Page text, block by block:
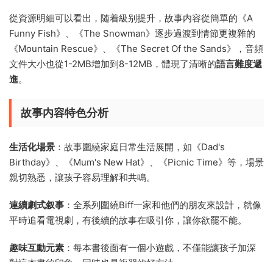
從資源明細可以看出，随着級别提升，故事内容從簡單的《A
Funny Fish》、《The Snowman》逐步過渡到情節更複雜的
《Mountain Rescue》、《The Secret Of the Sands》，音頻
文件大小也從1-2MB增加到8-12MB，體現了清晰的語言難度遞
進。
故事内容特色分析
生活化場景 ：故事圍繞家庭日常生活展開，如《Dad's
Birthday》、《Mum's New Hat》、《Picnic Time》等，場景
親切熟悉，讓孩子容易理解和共鳴。
連續劇式叙事 ：全系列圍繞Biff一家和他們的朋友來設計，就像
平時追看電視劇，有後續的故事在吸引你，讓你欲罷不能。
趣味互動元素 ：每本書後面有一個小遊戲，不僅能讓孩子加深